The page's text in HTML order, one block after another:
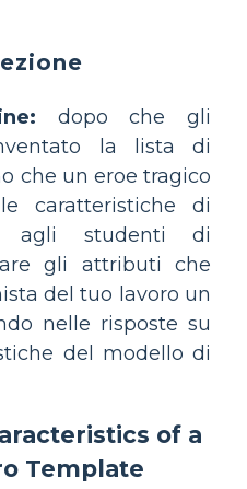
dopo che gli
la lista di
che un eroe tragico
caratteristiche di
agli studenti di
gli attributi che
del tuo lavoro un
nelle risposte su
del modello di